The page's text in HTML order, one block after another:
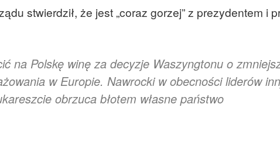
stwierdził, że jest „coraz gorzej” z prezydentem i
na Polskę winę za decyzje Waszyngtonu o
w Europie. Nawrocki w obecności liderów
obrzuca błotem własne państwo